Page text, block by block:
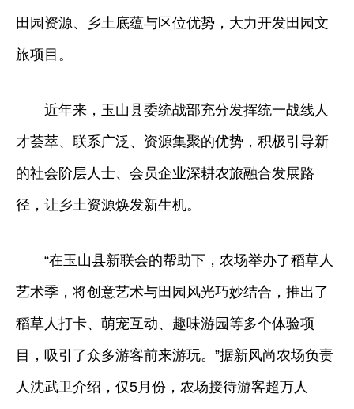
田园资源、乡土底蕴与区位优势，大力开发田园文
旅项目。
近年来，玉山县委统战部充分发挥统一战线人
才荟萃、联系广泛、资源集聚的优势，积极引导新
的社会阶层人士、会员企业深耕农旅融合发展路
径，让乡土资源焕发新生机。
“在玉山县新联会的帮助下，农场举办了稻草人
艺术季，将创意艺术与田园风光巧妙结合，推出了
稻草人打卡、萌宠互动、趣味游园等多个体验项
目，吸引了众多游客前来游玩。”据新风尚农场负责
人沈武卫介绍，仅5月份，农场接待游客超万人